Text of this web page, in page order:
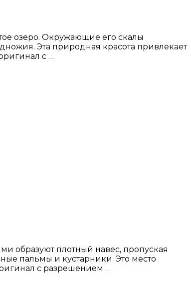
озеро. Окружающие его скалы
Эта природная красота привлекает
с …
образуют плотный навес, пропуская
пальмы и кустарники. Это место
с разрешением …